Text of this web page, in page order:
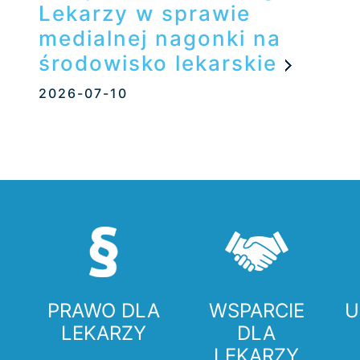
Lekarzy w sprawie
medialnej nagonki na
środowisko lekarskie
2026-07-10
PRAWO DLA
LEKARZY
WSPARCIE
DLA